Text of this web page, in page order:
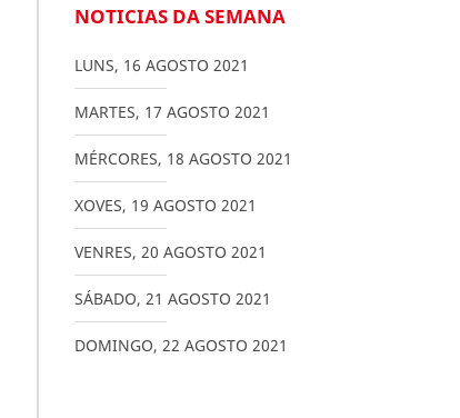
NOTICIAS DA SEMANA
LUNS, 16 AGOSTO 2021
MARTES, 17 AGOSTO 2021
MÉRCORES, 18 AGOSTO 2021
XOVES, 19 AGOSTO 2021
VENRES, 20 AGOSTO 2021
SÁBADO, 21 AGOSTO 2021
DOMINGO, 22 AGOSTO 2021